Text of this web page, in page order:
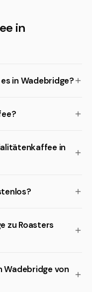
in
in Wadebridge?
in
zu Roasters
Wadebridge von